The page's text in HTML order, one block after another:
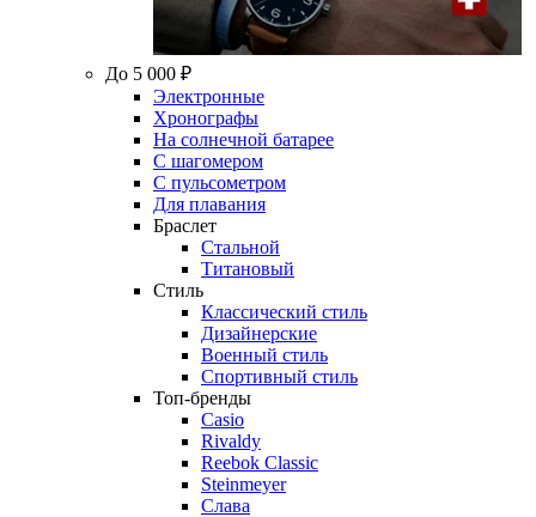
До 5 000 ₽
Электронные
Хронографы
На солнечной батарее
С шагомером
С пульсометром
Для плавания
Браслет
Стальной
Титановый
Стиль
Классический стиль
Дизайнерские
Военный стиль
Спортивный стиль
Топ-бренды
Casio
Rivaldy
Reebok Classic
Steinmeyer
Слава